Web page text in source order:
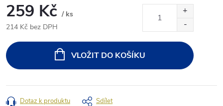
259 Kč / ks
214 Kč bez DPH
cena:
VLOŽIT DO KOŠÍKU
Dotaz k produktu Sdílet